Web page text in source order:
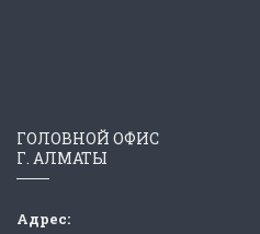
ГОЛОВНОЙ ОФИС
Г. АЛМАТЫ
Адрес: